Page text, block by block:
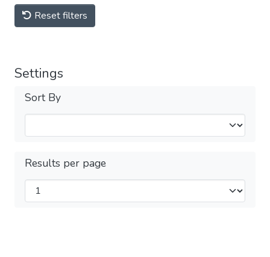
Reset filters
Settings
Sort By
Results per page